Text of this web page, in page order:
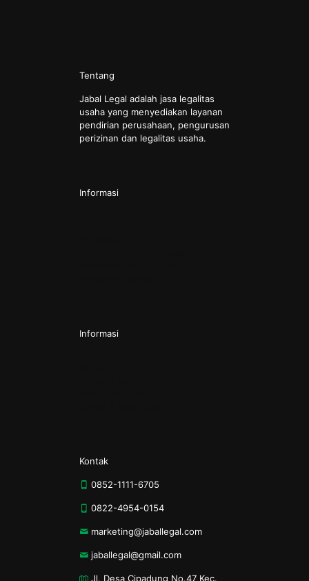
Tentang
Jabal Legal adalah jasa legalitas
usaha yang menyediakan layanan
pendirian perusahaan, pengurusan
perizinan dan legalitas usaha.
Informasi
Informasi
Kontak
0852-1111-6705
0822-4954-0154
marketing@jaballegal.com
jaballegal@gmail.com
Jl. Desa Cipadung No.47 Kec.